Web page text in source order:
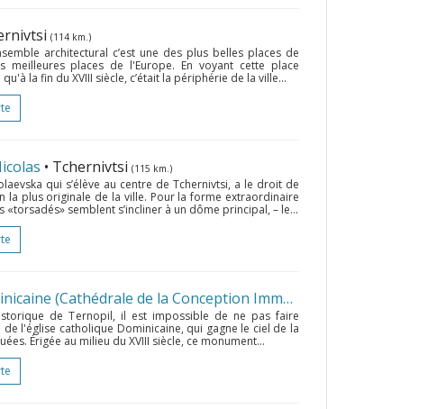
(114 km.)
architectural c’est une des plus belles places de
meilleures places de l'Europe. En voyant cette place
la fin du XVIII siècle, c’était la périphérie de la ville...
• Tchernivtsi (115 km.)
qui s’élève au centre de Tchernivtsi, a le droit de
la plus originale de la ville. Pour la forme extraordinaire
semblent s’incliner à un dôme principal, – le...
L'église catholique Dominicaine (Cathédrale de la Conception Immaculée de Marie)
de Ternopil, il est impossible de ne pas faire
l'église catholique Dominicaine, qui gagne le ciel de la
Érigée au milieu du XVIII siècle, ce monument...